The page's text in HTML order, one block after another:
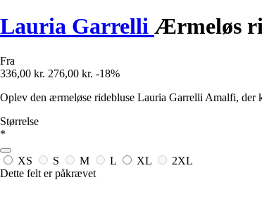
Lauria Garrelli Ærmeløs
Fra
336,00 kr. 276,00 kr. -18%
Oplev den ærmeløse ridebluse Lauria Garrelli Amalfi,
Størrelse
*
XS S M L XL
2XL
Dette felt er påkrævet